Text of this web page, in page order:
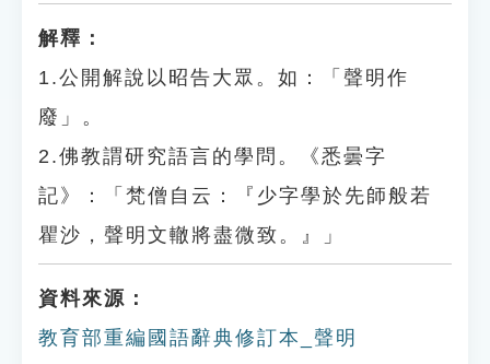
解釋：
1.公開解說以昭告大眾。如：「聲明作
廢」。
2.佛教謂研究語言的學問。《悉曇字
記》：「梵僧自云：『少字學於先師般若
瞿沙，聲明文轍將盡微致。』」
資料來源：
教育部重編國語辭典修訂本_聲明